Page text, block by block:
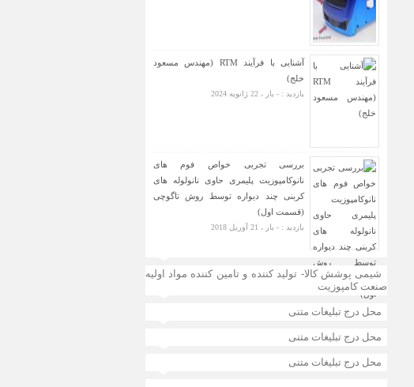
آشنایی با فرآیند RTM (مهندس مسعود
خلج)
بازدید : - بار ، 22 ژانویه 2024
بررسی تجربی خواص فوم های
نانوکامپوزیت پلیمری حاوی نانولوله های
کربنی چند دیواره توسط روش تاگوچی
(قسمت اول)
بازدید : - بار ، 21 آوریل 2018
شیمی پوشش کالا- تولید کننده و تامین کننده مواد اولیه
صنعت کامپوزیت
محل درج تبلیغات متنی
محل درج تبلیغات متنی
محل درج تبلیغات متنی